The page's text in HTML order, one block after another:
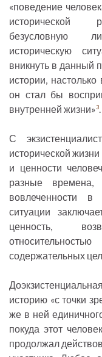
«поведение
исторической
безусловную
историческую
вникнуть в данный
истории,
он стал бы
внутренней жизни»3.
С
исторической
и ценности
разные времена,
вовлеченности
ситуации
ценность,
содержательных
историю «с точки
же в ней
покуда этот
продолжал